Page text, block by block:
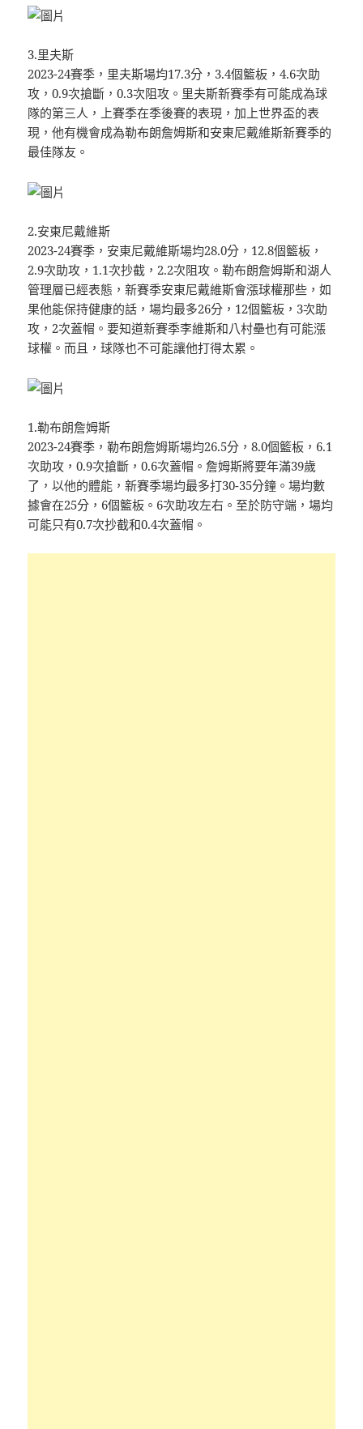
3.里夫斯
2023-24賽季，里夫斯場均17.3分，3.4個籃板，4.6次助
攻，0.9次搶斷，0.3次阻攻。里夫斯新賽季有可能成為球
隊的第三人，上賽季在季後賽的表現，加上世界盃的表
現，他有機會成為勒布朗詹姆斯和安東尼戴維斯新賽季的
最佳隊友。
2.安東尼戴維斯
2023-24賽季，安東尼戴維斯場均28.0分，12.8個籃板，
2.9次助攻，1.1次抄截，2.2次阻攻。勒布朗詹姆斯和湖人
管理層已經表態，新賽季安東尼戴維斯會漲球權那些，如
果他能保持健康的話，場均最多26分，12個籃板，3次助
攻，2次蓋帽。要知道新賽季李維斯和八村壘也有可能漲
球權。而且，球隊也不可能讓他打得太累。
1.勒布朗詹姆斯
2023-24賽季，勒布朗詹姆斯場均26.5分，8.0個籃板，6.1
次助攻，0.9次搶斷，0.6次蓋帽。詹姆斯將要年滿39歲
了，以他的體能，新賽季場均最多打30-35分鐘。場均數
據會在25分，6個籃板。6次助攻左右。至於防守端，場均
可能只有0.7次抄截和0.4次蓋帽。